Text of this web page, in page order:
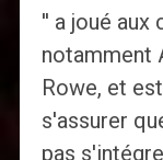
'' a joué aux
notamment
Rowe, et
s'assurer
pas